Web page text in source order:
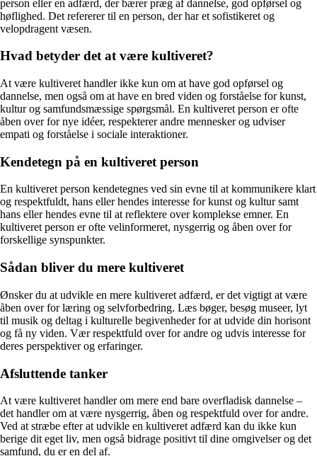
person eller en adfærd, der bærer præg af dannelse, god opførsel og
høflighed. Det refererer til en person, der har et sofistikeret og
velopdragent væsen.
Hvad betyder det at være kultiveret?
At være kultiveret handler ikke kun om at have god opførsel og
dannelse, men også om at have en bred viden og forståelse for kunst,
kultur og samfundsmæssige spørgsmål. En kultiveret person er ofte
åben over for nye idéer, respekterer andre mennesker og udviser
empati og forståelse i sociale interaktioner.
Kendetegn på en kultiveret person
En kultiveret person kendetegnes ved sin evne til at kommunikere klart
og respektfuldt, hans eller hendes interesse for kunst og kultur samt
hans eller hendes evne til at reflektere over komplekse emner. En
kultiveret person er ofte velinformeret, nysgerrig og åben over for
forskellige synspunkter.
Sådan bliver du mere kultiveret
Ønsker du at udvikle en mere kultiveret adfærd, er det vigtigt at være
åben over for læring og selvforbedring. Læs bøger, besøg museer, lyt
til musik og deltag i kulturelle begivenheder for at udvide din horisont
og få ny viden. Vær respektfuld over for andre og udvis interesse for
deres perspektiver og erfaringer.
Afsluttende tanker
At være kultiveret handler om mere end bare overfladisk dannelse –
det handler om at være nysgerrig, åben og respektfuld over for andre.
Ved at stræbe efter at udvikle en kultiveret adfærd kan du ikke kun
berige dit eget liv, men også bidrage positivt til dine omgivelser og det
samfund, du er en del af.